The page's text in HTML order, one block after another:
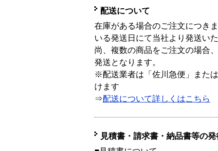
配送について
在庫がある場合のご注文につき
いる発送日にて当社より発送い
尚、複数の商品をご注文の場合
発送となります。
※配送業者は「佐川急便」また
けます
⇒配送について詳しくはこちら
見積書・請求書・納品書等の